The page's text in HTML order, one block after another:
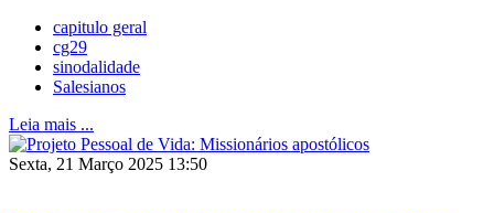
capitulo geral
cg29
sinodalidade
Salesianos
Leia mais ...
Sexta, 21 Março 2025 13:50